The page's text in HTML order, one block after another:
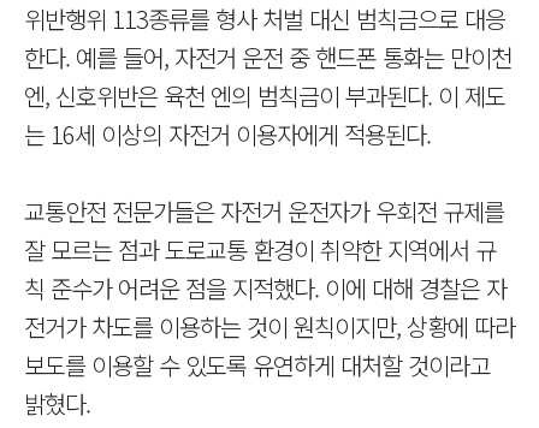
위반행위 113종류를 형사 처벌 대신 범칙금으로 대응
한다. 예를 들어, 자전거 운전 중 핸드폰 통화는 만이천
엔, 신호위반은 육천 엔의 범칙금이 부과된다. 이 제도
는 16세 이상의 자전거 이용자에게 적용된다.
교통안전 전문가들은 자전거 운전자가 우회전 규제를
잘 모르는 점과 도로교통 환경이 취약한 지역에서 규
칙 준수가 어려운 점을 지적했다. 이에 대해 경찰은 자
전거가 차도를 이용하는 것이 원칙이지만, 상황에 따라
보도를 이용할 수 있도록 유연하게 대처할 것이라고
밝혔다.